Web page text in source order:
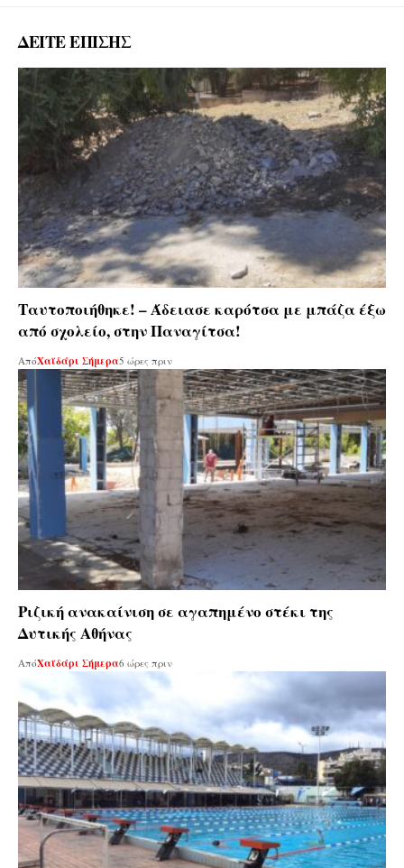
ΔΕΙΤΕ ΕΠΙΣΗΣ
Ταυτοποιήθηκε! – Άδειασε καρότσα με μπάζα έξω
από σχολείο, στην Παναγίτσα!
ΑπόΧαϊδάρι Σήμερα5 ώρες πριν
Ριζική ανακαίνιση σε αγαπημένο στέκι της
Δυτικής Αθήνας
ΑπόΧαϊδάρι Σήμερα6 ώρες πριν